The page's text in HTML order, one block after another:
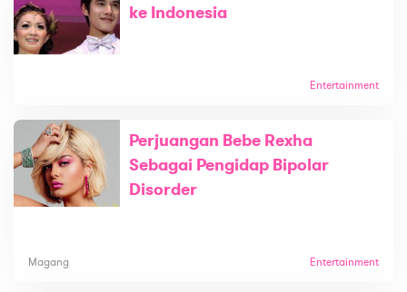
ke Indonesia
Entertainment
Perjuangan Bebe Rexha
Sebagai Pengidap Bipolar
Disorder
Magang Entertainment